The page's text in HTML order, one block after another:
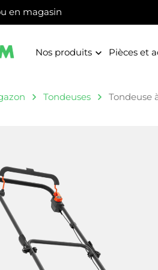
en magasin
Nos produits Pièces et
Tondeuses Tondeuse